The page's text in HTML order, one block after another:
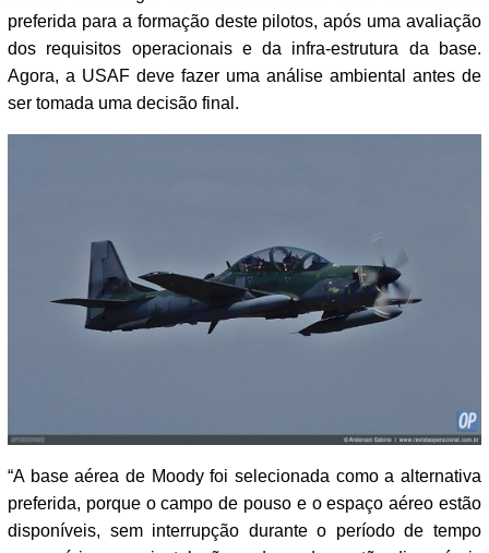
preferida para a formação deste pilotos, após uma avaliação
dos requisitos operacionais e da infra-estrutura da base.
Agora, a USAF deve fazer uma análise ambiental antes de
ser tomada uma decisão final.
“A base aérea de Moody foi selecionada como a alternativa
preferida, porque o campo de pouso e o espaço aéreo estão
disponíveis, sem interrupção durante o período de tempo